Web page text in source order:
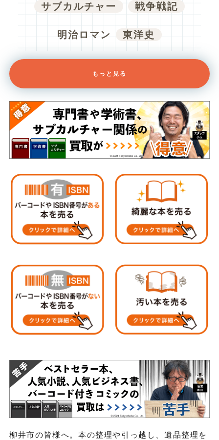
サブカルチャー 戦争戦記
明治ロマン 東洋史
もっと見る
柳井市の皆様へ。本の整理や引っ越し、遺品整理を